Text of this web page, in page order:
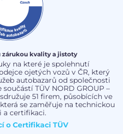
zárukou kvality a jistoty
na které je spolehnutí
ojetých vozů v ČR, který
autobazarů od společnosti
TÜV NORD GROUP –
51 firem, působících ve
se zaměřuje na technickou
a certifikaci.
o Certifikaci TÜV